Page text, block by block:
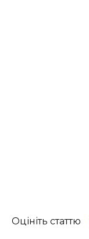
Оцініть статтю